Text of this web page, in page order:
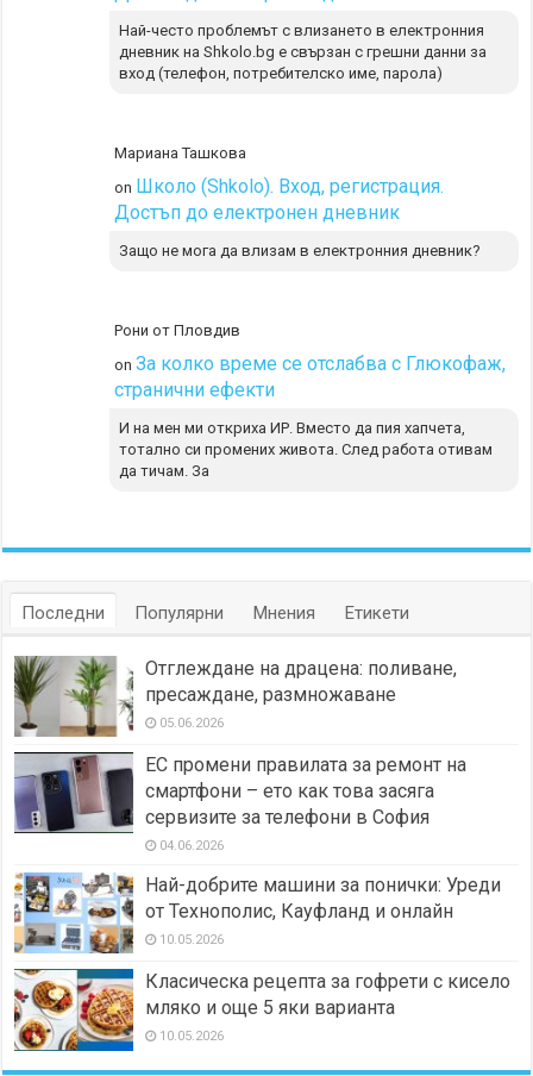
Най-често проблемът с влизането в електронния
дневник на Shkolo.bg е свързан с грешни данни за
вход (телефон, потребителско име, парола)
Мариана Ташкова
on Школо (Shkolo). Вход, регистрация.
Достъп до електронен дневник
Защо не мога да влизам в електронния дневник?
Рони от Пловдив
onЗа колко време се отслабва с Глюкофаж,
странични ефекти
И на мен ми откриха ИР. Вместо да пия хапчета,
тотално си промених живота. След работа отивам
да тичам. За
Последни Популярни Мнения Етикети
Отглеждане на драцена: поливане,
пресаждане, размножаване
05.06.2026
ЕС промени правилата за ремонт на
смартфони – ето как това засяга
сервизите за телефони в София
04.06.2026
Най-добрите машини за понички: Уреди
от Технополис, Кауфланд и онлайн
10.05.2026
Класическа рецепта за гофрети с кисело
мляко и още 5 яки варианта
10.05.2026